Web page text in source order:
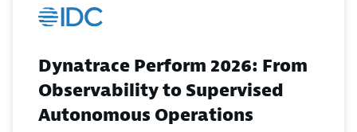
Dynatrace Perform 2026: From
Observability to Supervised
Autonomous Operations